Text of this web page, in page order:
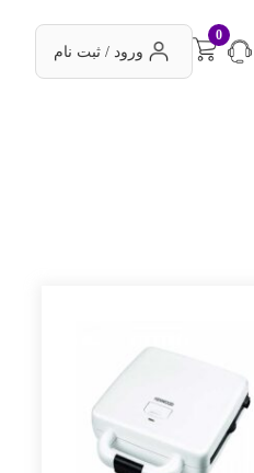
0
ورود / ثبت نام